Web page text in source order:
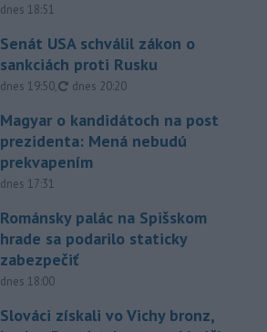
dnes 18:51
Senát USA schválil zákon o
sankciách proti Rusku
dnes 19:50, aktualizované
dnes 20:20
Magyar o kandidátoch na post
prezidenta: Mená nebudú
prekvapením
dnes 17:31
Románsky palác na Spišskom
hrade sa podarilo staticky
zabezpečiť
dnes 18:00
Slováci získali vo Vichy bronz,